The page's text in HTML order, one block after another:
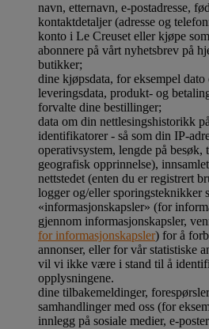
navn, etternavn, e-postadresse,
kontaktdetaljer (adresse og
konto i Le Creuset eller kjøpe
abonnere på vårt nyhetsbrev på
butikker;
dine kjøpsdata, for eksempel
leveringsdata, produkt- og
forvalte dine bestillinger;
data om din nettlesingshistorikk
identifikatorer - så som din IP-
operativsystem, lengde på besøk,
geografisk opprinnelse),
nettstedet (enten du er registrert
logger og/eller sporingsteknikker
«informasjonskapsler» (for
gjennom informasjonskapsler,
for informasjonskapsler) for å
annonser, eller for vår statistiske
vil vi ikke være i stand til å
opplysningene.
dine tilbakemeldinger,
samhandlinger med oss (for
innlegg på sosiale medier, e-